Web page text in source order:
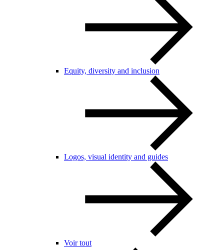
Equity, diversity and inclusion
Logos, visual identity and guides
Voir tout